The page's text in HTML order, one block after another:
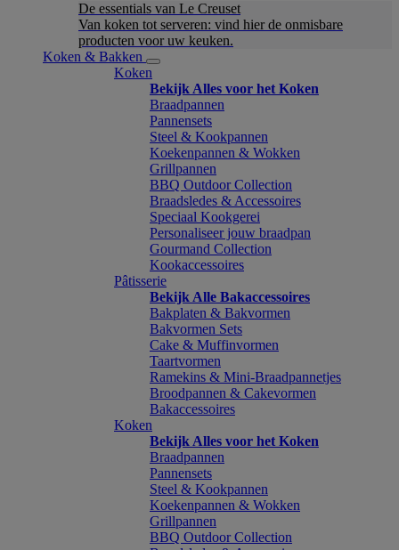
De essentials van Le Creuset
Van koken tot serveren: vind hier de onmisbare
producten voor uw keuken.
Koken & Bakken
Koken
Bekijk Alles voor het Koken
Braadpannen
Pannensets
Steel & Kookpannen
Koekenpannen & Wokken
Grillpannen
BBQ Outdoor Collection
Braadsledes & Accessoires
Speciaal Kookgerei
Personaliseer jouw braadpan
Gourmand Collection
Kookaccessoires
Pâtisserie
Bekijk Alle Bakaccessoires
Bakplaten & Bakvormen
Bakvormen Sets
Cake & Muffinvormen
Taartvormen
Ramekins & Mini-Braadpannetjes
Broodpannen & Cakevormen
Bakaccessoires
Koken
Bekijk Alles voor het Koken
Braadpannen
Pannensets
Steel & Kookpannen
Koekenpannen & Wokken
Grillpannen
BBQ Outdoor Collection